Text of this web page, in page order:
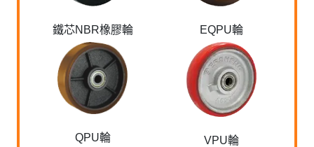
鐵芯NBR橡膠輪
QPU輪
EQPU輪
VPU輪